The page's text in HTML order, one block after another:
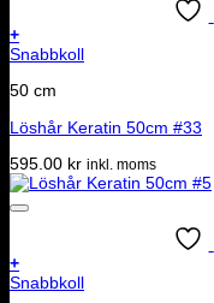
+
Snabbkoll
50 cm
Löshår Keratin 50cm #33
595.00 kr inkl. moms
+
Snabbkoll